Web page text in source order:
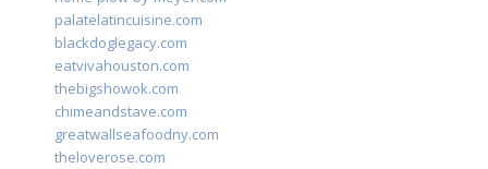
palatelatincuisine.com
blackdoglegacy.com
eatvivahouston.com
thebigshowok.com
chimeandstave.com
greatwallseafoodny.com
theloverose.com